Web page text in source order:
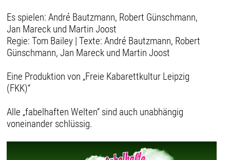
Es spielen: André Bautzmann, Robert Günschmann,
Jan Mareck und Martin Joost
Regie: Tom Bailey | Texte: André Bautzmann, Robert
Günschmann, Jan Mareck und Martin Joost
Eine Produktion von „Freie Kabarettkultur Leipzig
(FKK)“
Alle „fabelhaften Welten“ sind auch unabhängig
voneinander schlüssig.